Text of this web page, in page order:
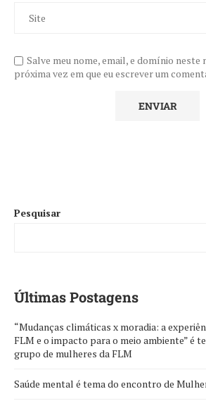
Salve meu nome, email, e domínio neste
próxima vez em que eu escrever um
Pesquisar
Últimas Postagens
“Mudanças climáticas x moradia: a
FLM e o impacto para o meio ambiente” é
grupo de mulheres da FLM
Saúde mental é tema do encontro de